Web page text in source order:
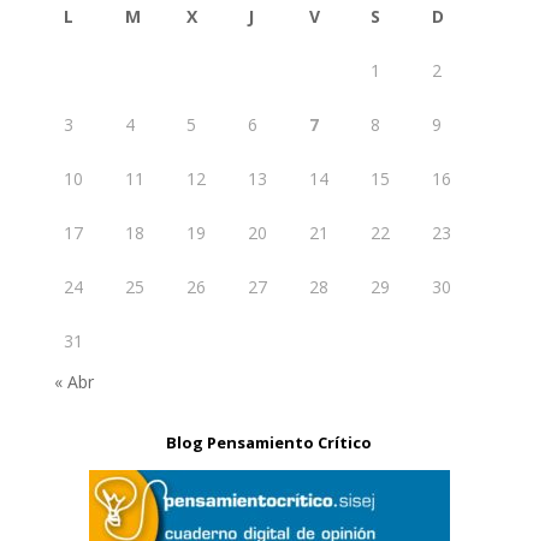
L M X J V S D
1 2
3 4 5 6 7 8 9
10 11 12 13 14 15 16
17 18 19 20 21 22 23
24 25 26 27 28 29 30
31
« Abr
Blog Pensamiento Crítico